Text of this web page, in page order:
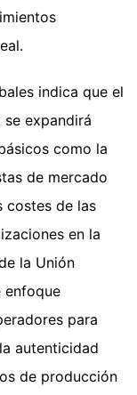
indica que el
expandirá
como la
de mercado
costes de las
en la
la Unión
enfoque
para
autenticidad
de producción